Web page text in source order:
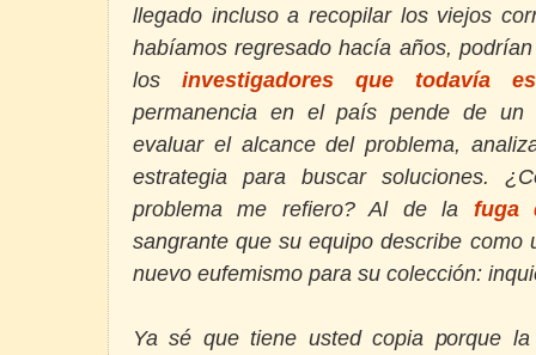
llegado incluso a recopilar los viejos
habíamos regresado hacía años,
los investigadores que todavía
permanencia en el país pende de un
evaluar el alcance del problema,
estrategia para buscar soluciones.
problema me refiero? Al de la fuga
sangrante que su equipo describe como
nuevo eufemismo para su colección:
Ya sé que tiene usted copia porque